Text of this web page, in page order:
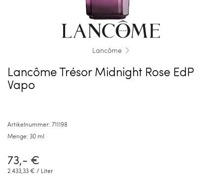
Lancôme
Lancôme Trésor Midnight Rose EdP
Vapo
Artikelnummer: 711198
Menge: 30 ml
73,- €
2.433,33 € / Liter